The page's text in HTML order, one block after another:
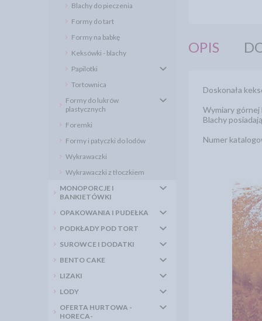
Blachy do pieczenia
Formy do tart
Formy na babkę
Keksówki - blachy
Papilotki
Tortownica
Formy do lukrów
plastycznych
Foremki
Formy i patyczki do lodów
Wykrawaczki
Wykrawaczki z tłoczkiem
MONOPORCJE I
BANKIETÓWKI
OPAKOWANIA I PUDEŁKA
PODKŁADY POD TORT
SUROWCE I DODATKI
BENTO CAKE
LIZAKI
LODY
OFERTA HURTOWA -
HORECA-
OPIS
Doskonała
Wymiary górnej
Blachy
Numer